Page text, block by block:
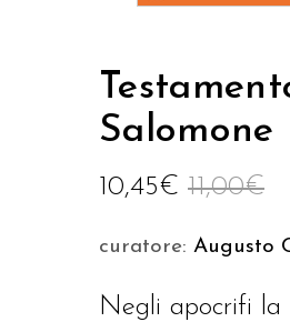
Salomone
11,00€
10,45€
curatore: Augusto
Negli apocrifi la